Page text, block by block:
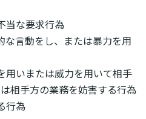
当な要求行為
な言動をし、または暴力を用
用いまたは威力を用いて相手
相手方の業務を妨害する行為
行為